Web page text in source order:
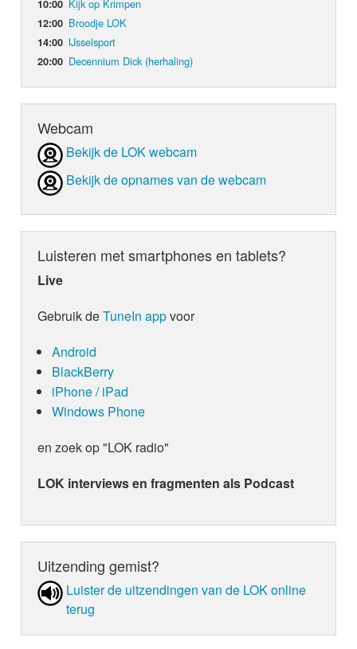
10:00 Kijk op Krimpen
12:00 Broodje LOK
14:00 IJsselsport
20:00 Decennium Dick (herhaling)
Webcam
Bekijk de LOK webcam
Bekijk de opnames van de webcam
Luisteren met smartphones en tablets?
Live
Gebruik deTuneIn appvoor
Android
BlackBerry
iPhone / iPad
Windows Phone
en zoek op "LOK radio"
LOK interviews en fragmenten als Podcast
Uitzending gemist?
Luister de uit­zen­din­gen van de LOK online
terug